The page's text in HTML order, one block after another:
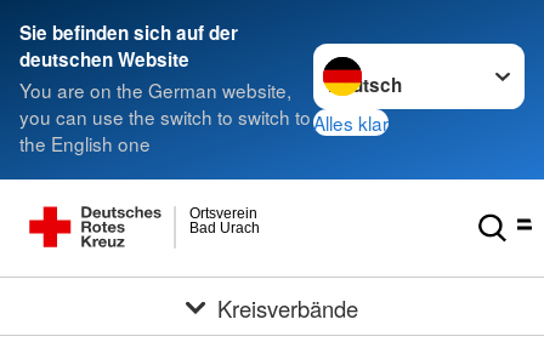
Sie befinden sich auf der
deutschen Website
You are on the German website,
you can use the switch to switch to
the English one
Sprache wechseln zu
Alles klar
Bad Urach
Ortsverein
Kreisverbände